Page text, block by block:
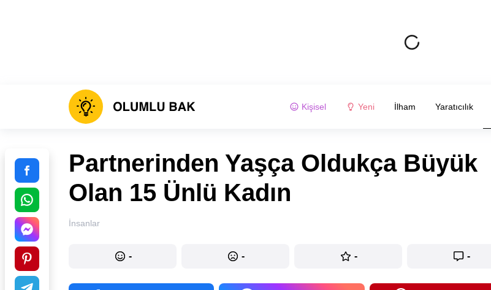
Kişisel Yeni İlham Yaratıcılık
Partnerinden Yaşça Oldukça Büyük
Olan 15 Ünlü Kadın
İnsanlar
- - - -